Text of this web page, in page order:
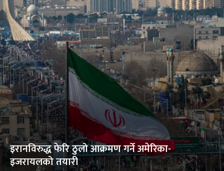
इरानविरुद्ध फेरि ठुलो आक्रमण गर्ने अमेरिका-
इजरायलको तयारी